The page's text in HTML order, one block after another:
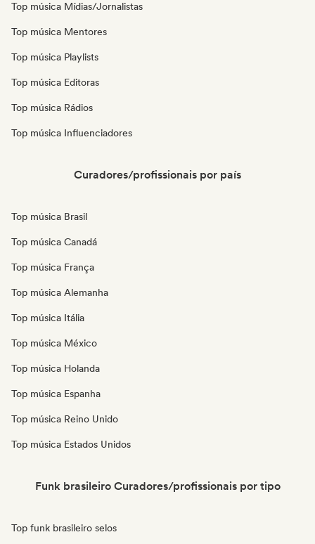
Top música Mídias/Jornalistas
Top música Mentores
Top música Playlists
Top música Editoras
Top música Rádios
Top música Influenciadores
Curadores/profissionais por país
Top música Brasil
Top música Canadá
Top música França
Top música Alemanha
Top música Itália
Top música México
Top música Holanda
Top música Espanha
Top música Reino Unido
Top música Estados Unidos
Funk brasileiro Curadores/profissionais por tipo
Top funk brasileiro selos